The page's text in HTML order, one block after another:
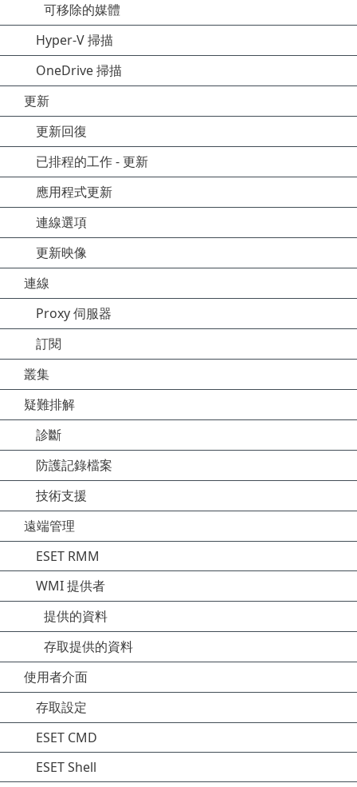
可移除的媒體
Hyper-V 掃描
OneDrive 掃描
更新
更新回復
已排程的工作 - 更新
應用程式更新
連線選項
更新映像
連線
Proxy 伺服器
訂閱
叢集
疑難排解
診斷
防護記錄檔案
技術支援
遠端管理
ESET RMM
WMI 提供者
提供的資料
存取提供的資料
使用者介面
存取設定
ESET CMD
ESET Shell